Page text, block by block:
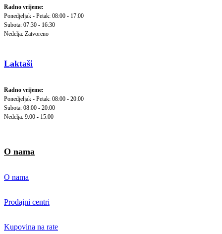
Radno vrijeme:
Ponedjeljak - Petak: 08:00 - 17:00
Subota: 07:30 - 16:30
Nedelja: Zatvoreno
Laktaši
Radno vrijeme:
Ponedjeljak - Petak: 08:00 - 20:00
Subota: 08:00 - 20:00
Nedelja: 9:00 - 15:00
O nama
O nama
Prodajni centri
Kupovina na rate